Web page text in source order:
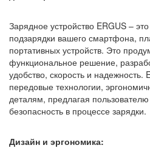
Зарядное устройство ERGUS –
подзарядки вашего смартфона,
портативных устройств. Это
функциональное решение,
удобство, скорость и надежность.
передовые технологии,
деталям, предлагая
безопасность в процессе зарядки.
Дизайн и эргономика: